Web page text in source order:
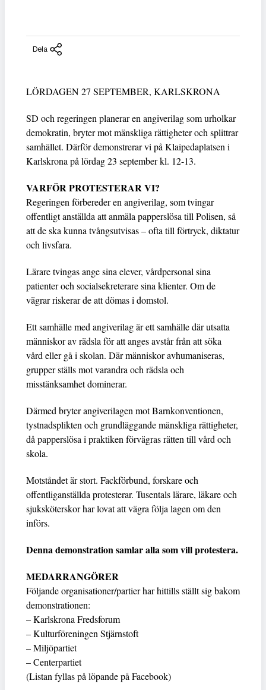
Dela
LÖRDAGEN 27 SEPTEMBER, KARLSKRONA
SD och regeringen planerar en angiverilag som urholkar
demokratin, bryter mot mänskliga rättigheter och splittrar
samhället. Därför demonstrerar vi på Klaipedaplatsen i
Karlskrona på lördag 23 september kl. 12-13.
VARFÖR PROTESTERAR VI?
Regeringen förbereder en angiverilag, som tvingar
offentligt anställda att anmäla papperslösa till Polisen, så
att de ska kunna tvångsutvisas – ofta till förtryck, diktatur
och livsfara.
Lärare tvingas ange sina elever, vårdpersonal sina
patienter och socialsekreterare sina klienter. Om de
vägrar riskerar de att dömas i domstol.
Ett samhälle med angiverilag är ett samhälle där utsatta
människor av rädsla för att anges avstår från att söka
vård eller gå i skolan. Där människor avhumaniseras,
grupper ställs mot varandra och rädsla och
misstänksamhet dominerar.
Därmed bryter angiverilagen mot Barnkonventionen,
tystnadsplikten och grundläggande mänskliga rättigheter,
då papperslösa i praktiken förvägras rätten till vård och
skola.
Motståndet är stort. Fackförbund, forskare och
offentliganställda protesterar. Tusentals lärare, läkare och
sjuksköterskor har lovat att vägra följa lagen om den
införs.
Denna demonstration samlar alla som vill protestera.
MEDARRANGÖRER
Följande organisationer/partier har hittills ställt sig bakom
demonstrationen:
– Karlskrona Fredsforum
– Kulturföreningen Stjärnstoft
– Miljöpartiet
– Centerpartiet
(Listan fyllas på löpande på Facebook)